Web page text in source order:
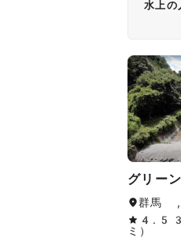
水上の
グリー
群馬 ,
4.53
ミ）